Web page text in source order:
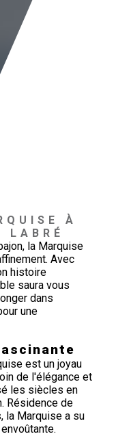
À
LABRÉ
la Marquise
Avec
histoire
saura vous
dans
une
est un joyau
de l'élégance et
les siècles en
Résidence de
la Marquise a su